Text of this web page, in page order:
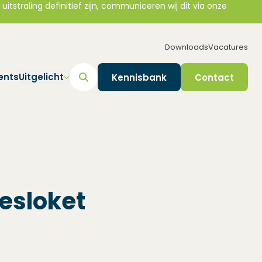
definitief zijn, communiceren wij dit via onze
DownloadsVacatures
Uitgelicht Kennisbank Contact